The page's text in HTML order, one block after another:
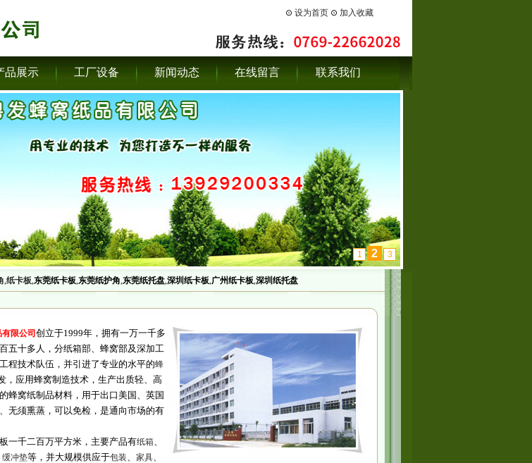
⊙ 设为首页 ⊙ 加入收藏
品展示 工厂设备 新闻动态 在线留言 联系我们
1 2 3
,纸卡板,东莞纸卡板,东莞纸护角,东莞纸托盘,深圳纸卡板,广州纸卡板,深圳纸托盘
限公司 创立于1999年，拥有一万一千多
五十多人，分纸箱部、蜂窝部及深加工
程技术队伍，并引进了专业的水平的蜂
，应用蜂窝制造技术，生产出质轻、高
蜂窝纸制品材料，用于出口美国、英国
无须熏蒸，可以免检，是通向市场的有
千二百万平方米，主要产品有纸箱、
缓冲垫等，并大规模供应于包装、 家具、